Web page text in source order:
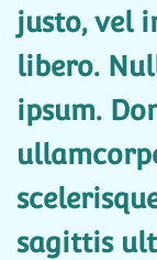
justo, vel
libero.
ipsum.
sagittis